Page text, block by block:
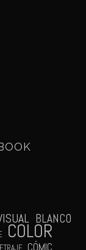
BLANCO
COLOR
CÓMIC